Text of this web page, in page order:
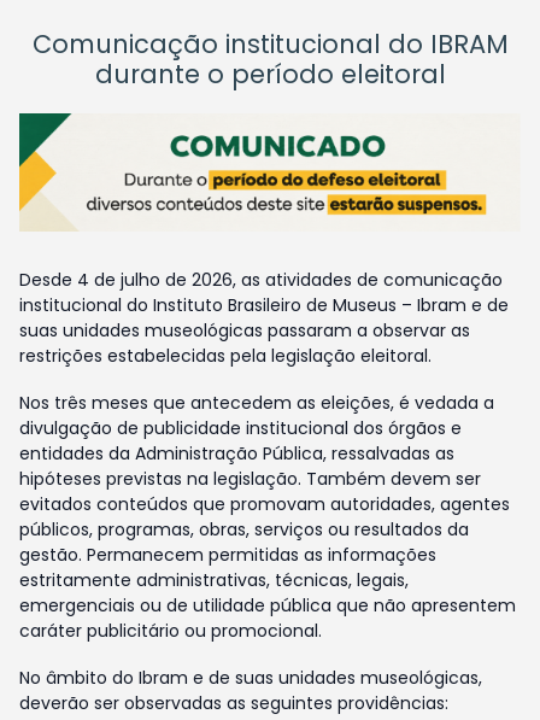
Comunicação institucional do IBRAM
durante o período eleitoral
Desde 4 de julho de 2026, as atividades de comunicação
institucional do Instituto Brasileiro de Museus – Ibram e de
suas unidades museológicas passaram a observar as
restrições estabelecidas pela legislação eleitoral.
Nos três meses que antecedem as eleições, é vedada a
divulgação de publicidade institucional dos órgãos e
entidades da Administração Pública, ressalvadas as
hipóteses previstas na legislação. Também devem ser
evitados conteúdos que promovam autoridades, agentes
públicos, programas, obras, serviços ou resultados da
gestão. Permanecem permitidas as informações
estritamente administrativas, técnicas, legais,
emergenciais ou de utilidade pública que não apresentem
caráter publicitário ou promocional.
No âmbito do Ibram e de suas unidades museológicas,
deverão ser observadas as seguintes providências: